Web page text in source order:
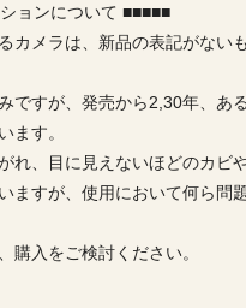
ョンについて ■■■■■
カメラは、新品の表記がない
ですが、発売から2,30年、あ
ます。
れ、目に見えないほどのカビ
ますが、使用において何ら問
購入をご検討ください。